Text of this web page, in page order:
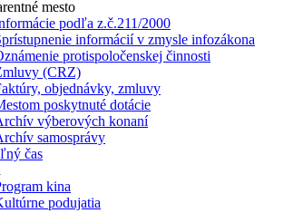
mesto
podľa z.č.211/2000
informácií v zmysle infozákona
protispoločenskej činnosti
(CRZ)
objednávky, zmluvy
poskytnuté dotácie
výberových konaní
samosprávy
čas
kina
podujatia